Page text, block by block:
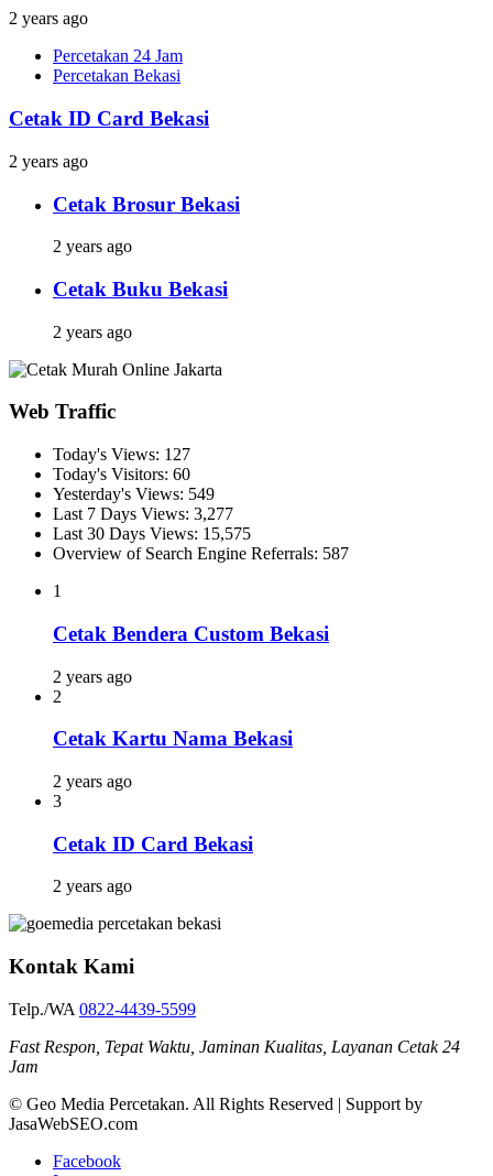
2 years ago
Percetakan 24 Jam
Percetakan Bekasi
Cetak ID Card Bekasi
2 years ago
Cetak Brosur Bekasi
2 years ago
Cetak Buku Bekasi
2 years ago
Web Traffic
Today's Views: 127
Today's Visitors: 60
Yesterday's Views: 549
Last 7 Days Views: 3,277
Last 30 Days Views: 15,575
Overview of Search Engine Referrals: 587
1
Cetak Bendera Custom Bekasi
2 years ago
2
Cetak Kartu Nama Bekasi
2 years ago
3
Cetak ID Card Bekasi
2 years ago
Kontak Kami
Telp./WA 0822-4439-5599
Fast Respon, Tepat Waktu, Jaminan Kualitas, Layanan Cetak 24
Jam
© Geo Media Percetakan. All Rights Reserved | Support by
JasaWebSEO.com
Facebook